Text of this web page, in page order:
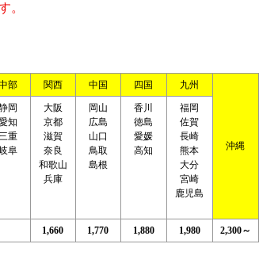
。
部 関西 中国 四国 九州
沖縄
岡
知
重
阜
大阪
京都
滋賀
奈良
和歌山
兵庫
岡山
広島
山口
鳥取
島根
香川
徳島
愛媛
高知
福岡
佐賀
長崎
熊本
大分
宮崎
鹿児島
1,660 1,770 1,880 1,980 2,300～